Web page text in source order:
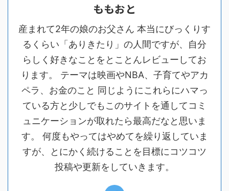
ももおと
産まれて2年の娘のお父さん 本当にびっくりす
るくらい「ありきたり」の人間ですが、自分
らしく好きなことをとことんレビューしてお
ります。 テーマは映画やNBA、子育てやアカ
ペラ、お金のこと 同じようにこれらにハマっ
ている方と少しでもこのサイトを通してコミ
ュニケーションが取れたら最高だなと思いま
す。 何度もやってはやめてを繰り返していま
すが、とにかく続けることを目標にコツコツ
投稿や更新をしていきます。